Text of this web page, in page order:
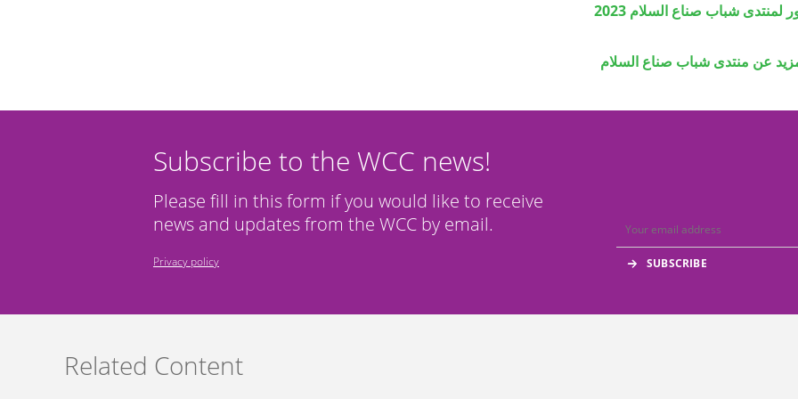
شباب صناع السلام 2023
عن منتدى شباب صناع السلام
Subscribe to the WCC news!
Please fill in this form if you would like to receive
news and updates from the WCC by email.
Privacy policy
Related Content